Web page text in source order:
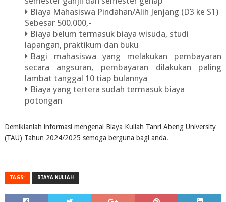
Biaya Mahasiswa Pindahan/Alih Jenjang (D3 ke S1)
Sebesar 500.000,-
Biaya belum termasuk biaya wisuda, studi
lapangan, praktikum dan buku
Bagi mahasiswa yang melakukan pembayaran
secara angsuran, pembayaran dilakukan paling
lambat tanggal 10 tiap bulannya
Biaya yang tertera sudah termasuk biaya
potongan
Demikianlah informasi mengenai Biaya Kuliah Tanri Abeng University
(TAU) Tahun 2024/2025 semoga berguna bagi anda.
TAGS: BIAYA KULIAH